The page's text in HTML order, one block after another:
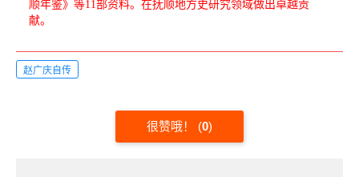
顺年鉴》等11部资料。在抚顺地方史研究领域做出卓越贡
献。
赵广庆自传
很赞哦！ (0)